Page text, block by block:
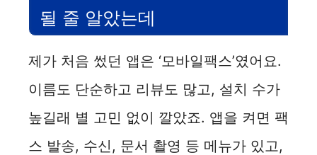
될 줄 알았는데
제가 처음 썼던 앱은 ‘모바일팩스’였어요.
이름도 단순하고 리뷰도 많고, 설치 수가
높길래 별 고민 없이 깔았죠. 앱을 켜면 팩
스 발송, 수신, 문서 촬영 등 메뉴가 있고,